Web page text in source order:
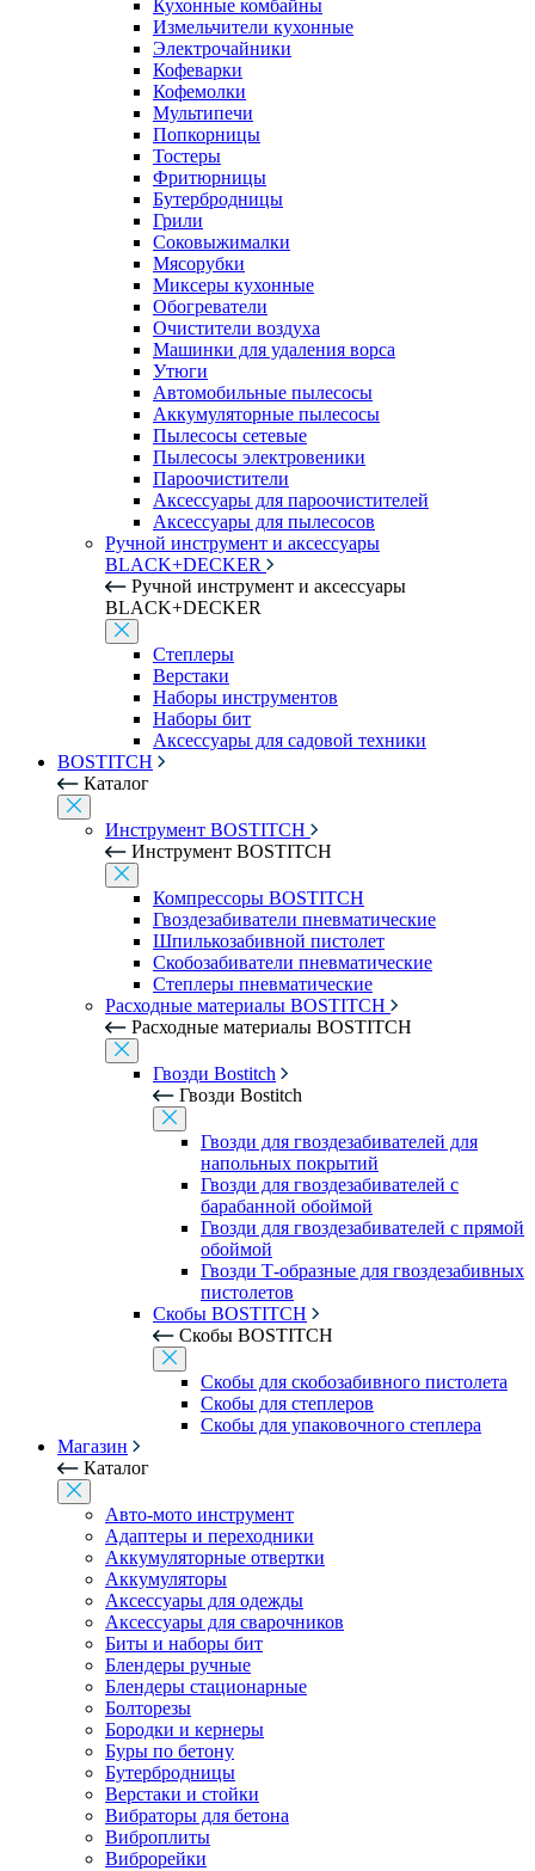
Кухонные комбайны
Измельчители кухонные
Электрочайники
Кофеварки
Кофемолки
Мультипечи
Попкорницы
Тостеры
Фритюрницы
Бутербродницы
Грили
Соковыжималки
Мясорубки
Миксеры кухонные
Обогреватели
Очистители воздуха
Машинки для удаления ворса
Утюги
Автомобильные пылесосы
Аккумуляторные пылесосы
Пылесосы сетевые
Пылесосы электровеники
Пароочистители
Аксессуары для пароочистителей
Аксессуары для пылесосов
Ручной инструмент и аксессуары
BLACK+DECKER
Ручной инструмент и аксессуары
BLACK+DECKER
Степлеры
Верстаки
Наборы инструментов
Наборы бит
Аксессуары для садовой техники
BOSTITCH
Каталог
Инструмент BOSTITCH
Инструмент BOSTITCH
Компрессоры BOSTITCH
Гвоздезабиватели пневматические
Шпилькозабивной пистолет
Скобозабиватели пневматические
Степлеры пневматические
Расходные материалы BOSTITCH
Расходные материалы BOSTITCH
Гвозди Bostitch
Гвозди Bostitch
Гвозди для гвоздезабивателей для
напольных покрытий
Гвозди для гвоздезабивателей с
барабанной обоймой
Гвозди для гвоздезабивателей с прямой
обоймой
Гвозди Т-образные для гвоздезабивных
пистолетов
Скобы BOSTITCH
Скобы BOSTITCH
Скобы для скобозабивного пистолета
Скобы для степлеров
Скобы для упаковочного степлера
Магазин
Каталог
Авто-мото инструмент
Адаптеры и переходники
Аккумуляторные отвертки
Аккумуляторы
Аксессуары для одежды
Аксессуары для сварочников
Биты и наборы бит
Блендеры ручные
Блендеры стационарные
Болторезы
Бородки и кернеры
Буры по бетону
Бутербродницы
Верстаки и стойки
Вибраторы для бетона
Виброплиты
Виброрейки